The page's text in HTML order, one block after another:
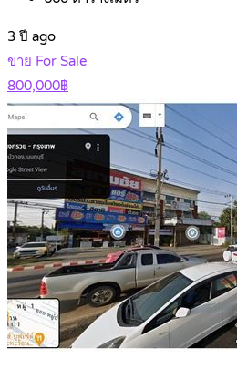
3 ปี ago
ขาย For Sale
800,000฿